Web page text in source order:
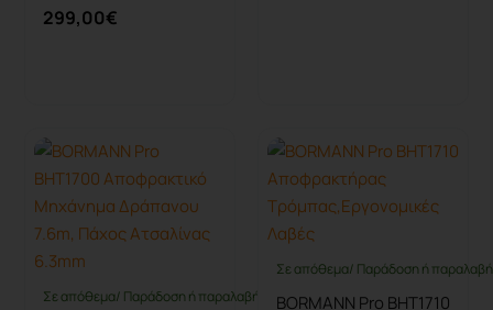
299,00€
Σε απόθεμα/ Παράδοση ή παραλαβή έως 10 ημέρες
Σε απόθεμα/ Παράδοση ή
BORMANN Pro BHT1710